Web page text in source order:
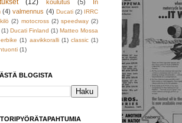
(12) koulutus (5)
In
(4) valmennus (4) Ducati (2) IRRC
(2) motocross (2) speedway (2)
(1) Ducati Finland (1) Matteo Mossa
(1) aavikkoralli (1) classic (1)
(1)
BLOGISTA